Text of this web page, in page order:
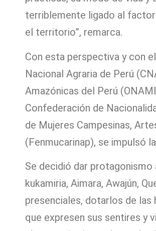
terriblemente ligado al
el territorio”, remarca.
Con esta perspectiva y con
Nacional Agraria de Perú
Amazónicas del Perú
Confederación de
de Mujeres Campesinas,
(Fenmucarinap), se impulsó
Se decidió dar protagonismo
kukamiria, Aimara, Awajún,
presenciales, dotarlos de
que expresen sus sentires y